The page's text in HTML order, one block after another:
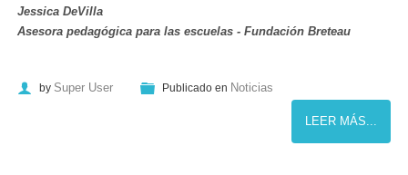
Jessica DeVilla
Asesora pedagógica para las escuelas - Fundación Breteau
by Super User Publicado en Noticias
LEER MÁS...